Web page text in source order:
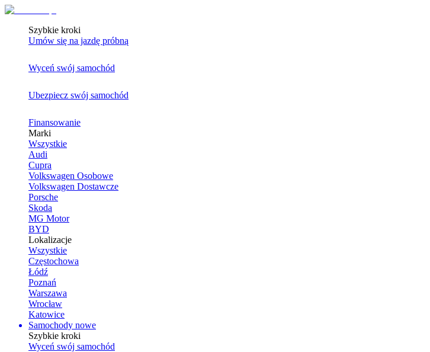
Szybkie kroki
Umów się na jazdę próbną
Wyceń swój samochód
Ubezpiecz swój samochód
Finansowanie
Marki
Wszystkie
Audi
Cupra
Volkswagen Osobowe
Volkswagen Dostawcze
Porsche
Skoda
MG Motor
BYD
Lokalizacje
Wszystkie
Częstochowa
Łódź
Poznań
Warszawa
Wrocław
Katowice
Samochody nowe
Szybkie kroki
Wyceń swój samochód